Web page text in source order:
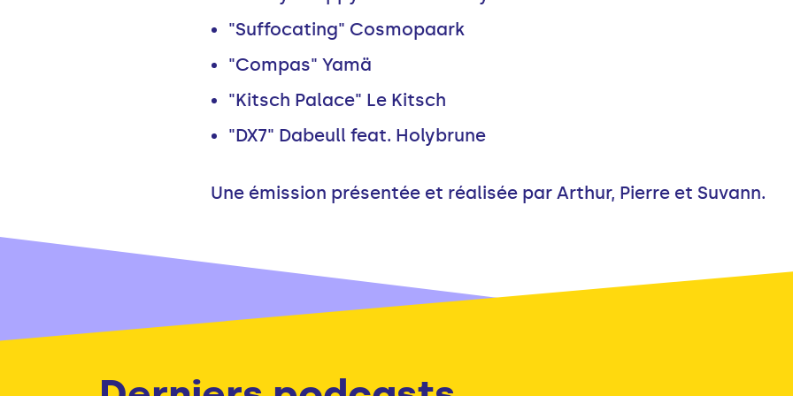
"Suffocating" Cosmopaark
"Compas" Yamä
"Kitsch Palace" Le Kitsch
"DX7" Dabeull feat. Holybrune
Une émission présentée et réalisée par Arthur, Pierre et Suvann.